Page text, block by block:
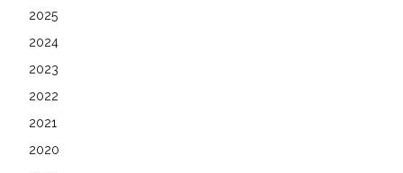
2025
2024
2023
2022
2021
2020